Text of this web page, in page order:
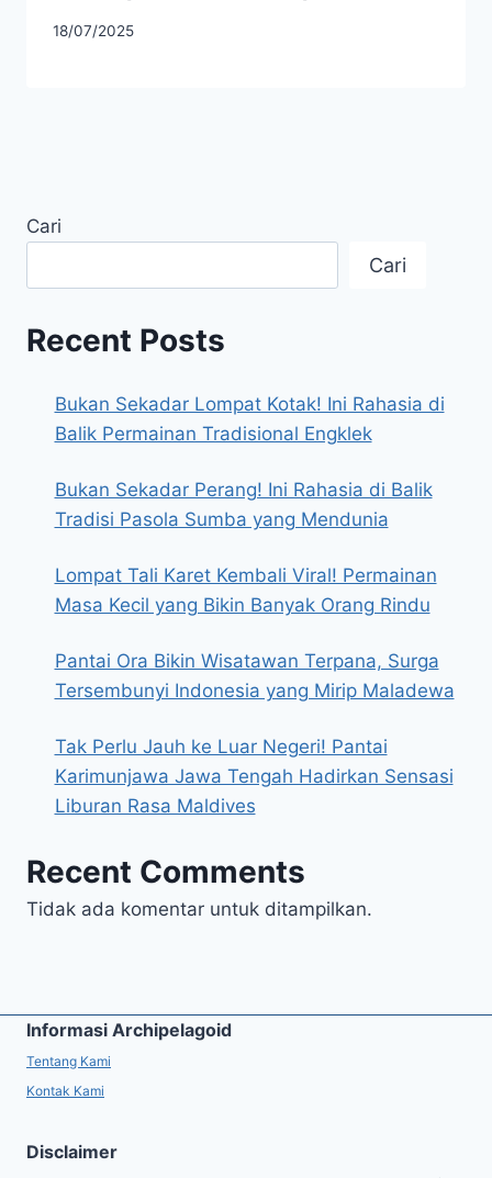
18/07/2025
Cari
Cari
Recent Posts
Bukan Sekadar Lompat Kotak! Ini Rahasia di
Balik Permainan Tradisional Engklek
Bukan Sekadar Perang! Ini Rahasia di Balik
Tradisi Pasola Sumba yang Mendunia
Lompat Tali Karet Kembali Viral! Permainan
Masa Kecil yang Bikin Banyak Orang Rindu
Pantai Ora Bikin Wisatawan Terpana, Surga
Tersembunyi Indonesia yang Mirip Maladewa
Tak Perlu Jauh ke Luar Negeri! Pantai
Karimunjawa Jawa Tengah Hadirkan Sensasi
Liburan Rasa Maldives
Recent Comments
Tidak ada komentar untuk ditampilkan.
Informasi Archipelagoid
Tentang Kami
Kontak Kami
Disclaimer